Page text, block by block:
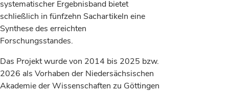
systematischer Ergebnisband bietet
schließlich in fünfzehn Sachartikeln eine
Synthese des erreichten
Forschungsstandes.
Das Projekt wurde von 2014 bis 2025 bzw.
2026 als Vorhaben der Niedersächsischen
Akademie der Wissenschaften zu Göttingen